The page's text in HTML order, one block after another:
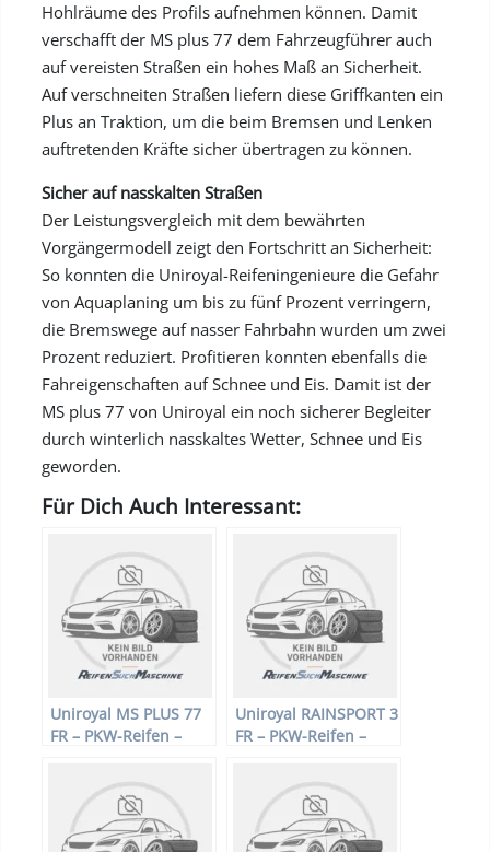
Hohlräume des Profils aufnehmen können. Damit
verschafft der MS plus 77 dem Fahrzeugführer auch
auf vereisten Straßen ein hohes Maß an Sicherheit.
Auf verschneiten Straßen liefern diese Griffkanten ein
Plus an Traktion, um die beim Bremsen und Lenken
auftretenden Kräfte sicher übertragen zu können.
Sicher auf nasskalten Straßen
Der Leistungsvergleich mit dem bewährten
Vorgängermodell zeigt den Fortschritt an Sicherheit:
So konnten die Uniroyal-Reifeningenieure die Gefahr
von Aquaplaning um bis zu fünf Prozent verringern,
die Bremswege auf nasser Fahrbahn wurden um zwei
Prozent reduziert. Profitieren konnten ebenfalls die
Fahreigenschaften auf Schnee und Eis. Damit ist der
MS plus 77 von Uniroyal ein noch sicherer Begleiter
durch winterlich nasskaltes Wetter, Schnee und Eis
geworden.
Für Dich Auch Interessant:
Uniroyal MS PLUS 77
FR – PKW-Reifen –
Winterreifen
Uniroyal RAINSPORT 3
FR – PKW-Reifen –
Sommerreifen